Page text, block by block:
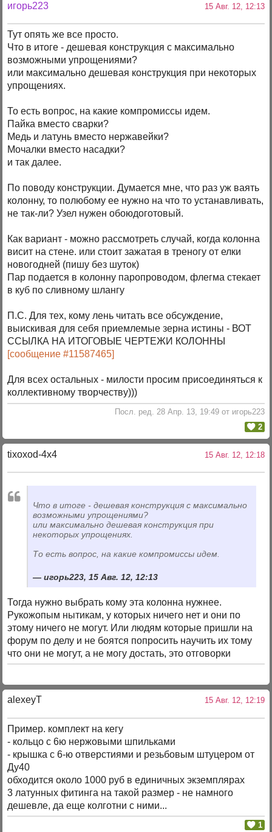
игорь223 15 Авг. 12, 12:13
Тут опять же все просто.
Что в итоге - дешевая конструкция с максимально
возможными упрощениями?
или максимально дешевая конструкция при некоторых
упрощениях.
То есть вопрос, на какие компромиссы идем.
Пайка вместо сварки?
Медь и латунь вместо нержавейки?
Мочалки вместо насадки?
и так далее.
По поводу конструкции. Думается мне, что раз уж ваять
колонну, то полюбому ее нужно на что то устанавливать,
не так-ли? Узел нужен обоюдоготовый.
Как вариант - можно рассмотреть случай, когда колонна
висит на стене. или стоит зажатая в треногу от елки
новогодней (пишу без шуток)
Пар подается в колонну паропроводом, флегма стекает
в куб по сливному шлангу
П.С. Для тех, кому лень читать все обсуждение,
выискивая для себя приемлемые зерна истины - ВОТ
ССЫЛКА НА ИТОГОВЫЕ ЧЕРТЕЖИ КОЛОННЫ
[сообщение #11587465]
Для всех остальных - милости просим присоединяться к
коллективному творчеству)))
Посл. ред. 28 Апр. 13, 19:49 от игорь223
2
tixoxod-4x4 15 Авг. 12, 12:18
Что в итоге - дешевая конструкция с максимально
возможными упрощениями?
или максимально дешевая конструкция при
некоторых упрощениях.
То есть вопрос, на какие компромиссы идем.
игорь223, 15 Авг. 12, 12:13
Тогда нужно выбрать кому эта колонна нужнее.
Рукожопым нытикам, у которых ничего нет и они по
этому ничего не могут. Или людям которые пришли на
форум по делу и не боятся попросить научить их тому
что они не могут, а не могу достать, это отговорки
alexeyT 15 Авг. 12, 12:19
Пример. комплект на кегу
- кольцо с 6ю нержовыми шпильками
- крышка с 6-ю отверстиями и резьбовым штуцером от
Ду40
обходится около 1000 руб в единичных экземплярах
3 латунных фитинга на такой размер - не намного
дешевле, да еще колготни с ними...
1